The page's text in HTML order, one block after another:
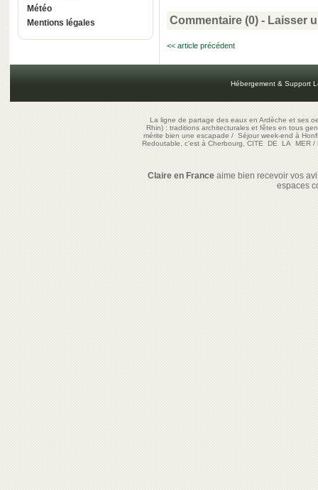
Météo
Mentions légales
Commentaire (0) - Laisser
<< article précédent
Hébergement & Support
La ligne de partage des eaux en Ardèche et ses
Rhin) : traditions architecturales et fêtes en tous
mérite bien une escapade/Séjour week-end à
Redoutable, c'est à Cherbourg, CITE DE LA MER/
Claire en Franceaime bien recevoir vos
espaces